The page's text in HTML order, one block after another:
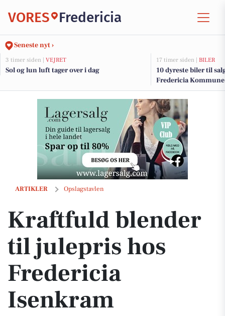
VORES Fredericia
Seneste nyt ›
3 timer siden | VEJRET
Sol og lun luft tager over i dag
17 timer siden | BILER
10 dyreste biler til
Fredericia Kommune
ARTIKLER Opslagstavlen
Kraftfuld blender til julepris hos Fredericia Isenkram
Kraftfuld blender
til julepris hos
Fredericia
Isenkram